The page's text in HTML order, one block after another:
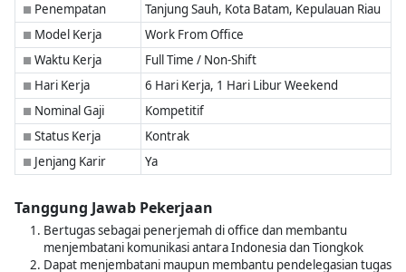
■ Penempatan Tanjung Sauh, Kota Batam, Kepulauan Riau
■ Model Kerja Work From Office
■ Waktu Kerja Full Time / Non-Shift
■ Hari Kerja 6 Hari Kerja, 1 Hari Libur Weekend
■ Nominal Gaji Kompetitif
■ Status Kerja Kontrak
■ Jenjang Karir Ya
Tanggung Jawab Pekerjaan
Bertugas sebagai penerjemah di office dan membantu
menjembatani komunikasi antara Indonesia dan Tiongkok
Dapat menjembatani maupun membantu pendelegasian tugas